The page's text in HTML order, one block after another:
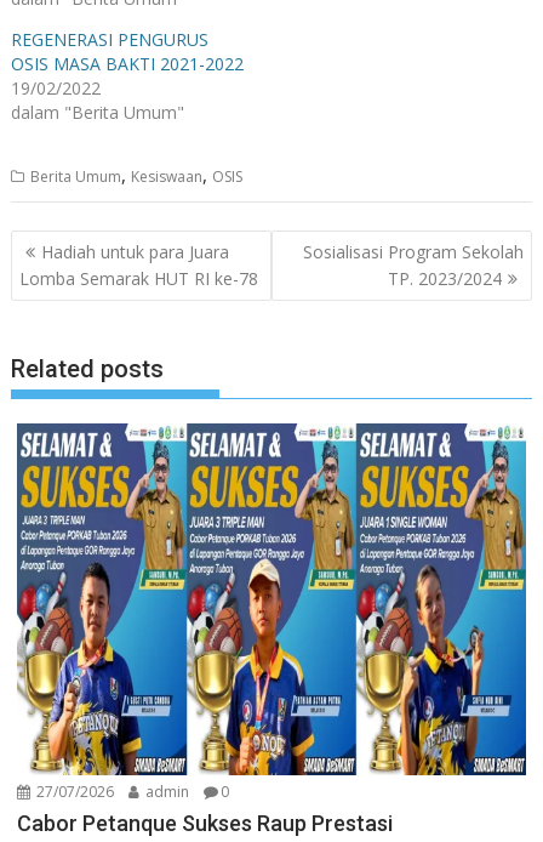
REGENERASI PENGURUS
OSIS MASA BAKTI 2021-2022
19/02/2022
dalam "Berita Umum"
Berita Umum, Kesiswaan, OSIS
Navigasi
pos
Hadiah untuk para Juara
Lomba Semarak HUT RI ke-78
Sosialisasi Program Sekolah
TP. 2023/2024
Related posts
27/07/2026 admin 0
Cabor Petanque Sukses Raup Prestasi